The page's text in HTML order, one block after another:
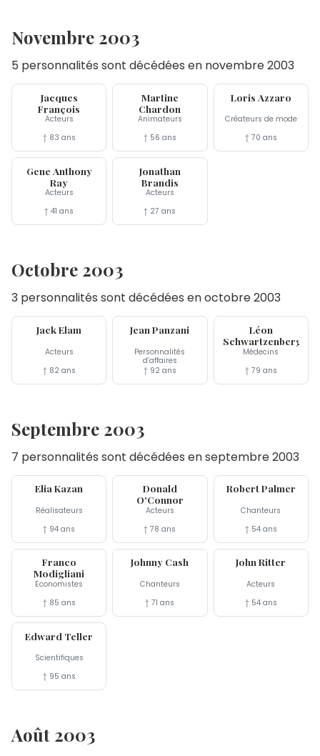
Novembre 2003
5 personnalités sont décédées en novembre 2003
25 nov
Jacques
François
Acteurs
† 83 ans
Martine
Chardon
Animateurs
† 56 ans
Loris Azzaro
Créateurs de mode
† 70 ans
14 nov
Gene Anthony
Ray
Acteurs
† 41 ans
12 nov
Jonathan
Brandis
Acteurs
† 27 ans
Octobre 2003
3 personnalités sont décédées en octobre 2003
20 oct
Jack Elam
Acteurs
† 82 ans
Jean Panzani
Personnalités
d’affaires
† 92 ans
Léon
Schwartzenberg
Médecins
† 79 ans
Septembre 2003
7 personnalités sont décédées en septembre 2003
28 sep
Elia Kazan
Réalisateurs
† 94 ans
Donald
O'Connor
Acteurs
† 78 ans
26 sep
Robert Palmer
Chanteurs
† 54 ans
25 sep
Franco
Modigliani
Economistes
† 85 ans
12 sep
Johnny Cash
Chanteurs
† 71 ans
11 sep
John Ritter
Acteurs
† 54 ans
9 sep
Edward Teller
Scientifiques
† 95 ans
Août 2003